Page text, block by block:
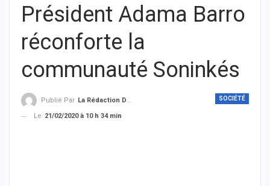
Président Adama Barro
réconforte la
communauté Soninkés
SOCIÉTÉ
Publié Par La Rédaction De THIEYSENEGAL.com
Le 21/02/2020 à 10 h 34 min